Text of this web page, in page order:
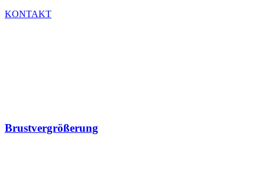
KONTAKT
Brustvergrößerung